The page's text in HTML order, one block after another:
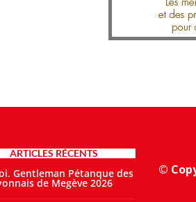
ARTICLES RÉCENTS
Gentleman Pétanque des
de Megève 2026
©